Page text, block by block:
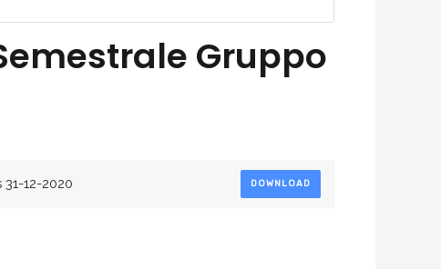
Gruppo
12-2020 DOWNLOAD